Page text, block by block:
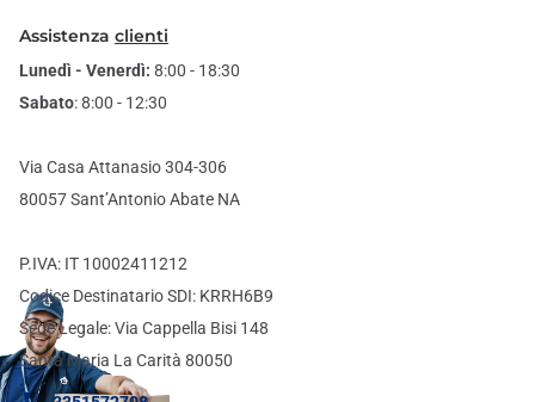
Assistenza clienti
Lunedì - Venerdì: 8:00 - 18:30
Sabato: 8:00 - 12:30
Via Casa Attanasio 304-306
80057 Sant’Antonio Abate NA
P.IVA: IT 10002411212
Codice Destinatario SDI: KRRH6B9
Sede Legale: Via Cappella Bisi 148
Santa Maria La Carità 80050